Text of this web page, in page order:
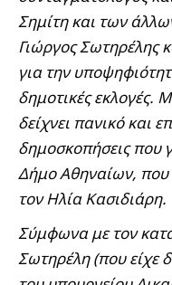
Σημίτη και των
Γιώργος Σωτηρέλης
για την
δημοτικές εκλογές.
δείχνει πανικό και
δημοσκοπήσεις που
Δήμο Αθηναίων, που
τον Ηλία Κασιδιάρη.
Σύμφωνα με τον
Σωτηρέλη (που είχε